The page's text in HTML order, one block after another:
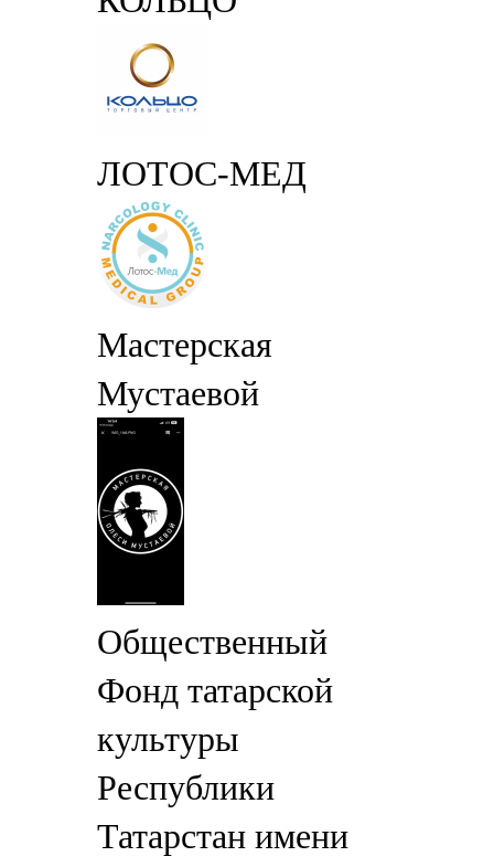
ЛОТОС-МЕД
Мастерская
Мустаевой
Общественный
Фонд татарской
культуры
Республики
Татарстан имени